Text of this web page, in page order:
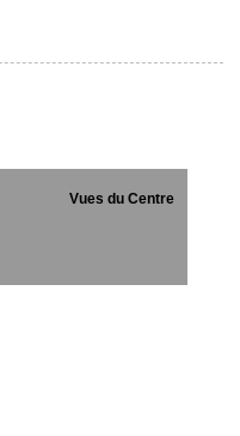
Vues du Centre